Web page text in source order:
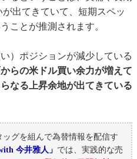
出てきていて、短期スペッ
ことが推測されます。
）ポジションが減少している
らの米ドル買い余力が増えて
なる上昇余地が出てきている
グを組んで為替情報を配信す
今井雅人」 では、実践的な売